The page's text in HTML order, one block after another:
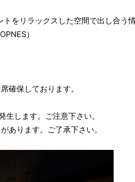
トをリラックスした空間で出し合う
）
確保しております。
します。ご注意下さい。
あります。ご了承下さい。